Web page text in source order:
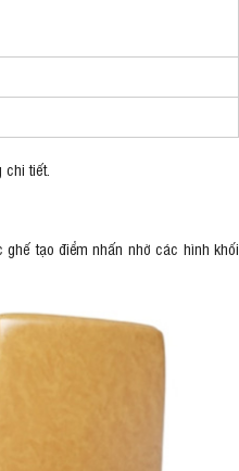
tiết.
tạo điểm nhấn nhờ các hình khối